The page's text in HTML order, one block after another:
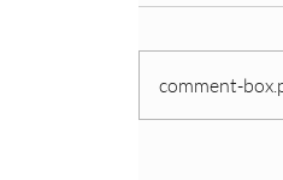
comment-